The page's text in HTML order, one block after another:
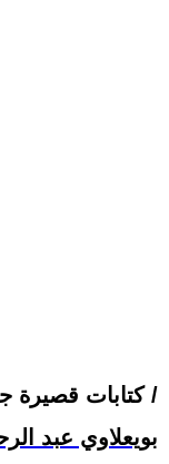
كتابات قصيرة جدا / قُصورٌ مِنَ الرَّمْلِ /
بويعلاوي عبد